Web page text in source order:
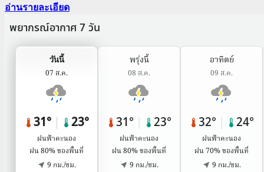
อ่านรายละเอียด